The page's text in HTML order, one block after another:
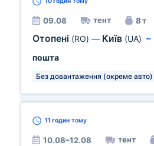
09.08 тент 8 т
Отопені (RO) — Київ (UA) ~
пошта
Без довантаження (окреме авто)
11 годин тому
10.08–12.08 тент